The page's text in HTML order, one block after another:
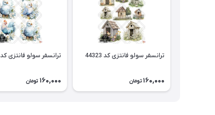
ترانسفر سولو فانتزی کد 44323
160,000 تومان
ترانسفر سولو فانتزی کد 44321
160,000 تومان